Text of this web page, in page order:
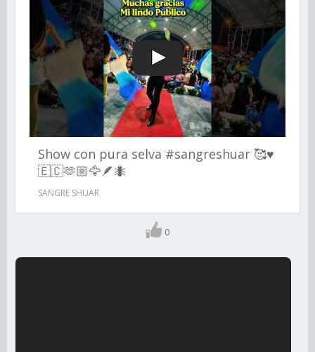
Show con pura selva #sangreshuar 🥰♥️
🇪🇨🫶🏼🦅🪶🐜
SANGRE SHUAR
0